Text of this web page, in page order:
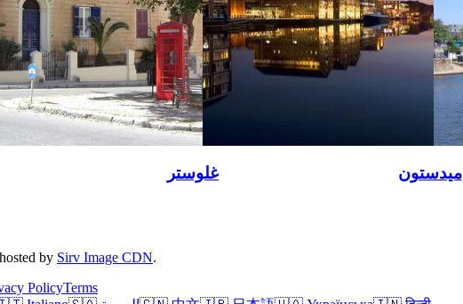
غلوستر ميدستون
by Sirv Image CDN.
PolicyTerms